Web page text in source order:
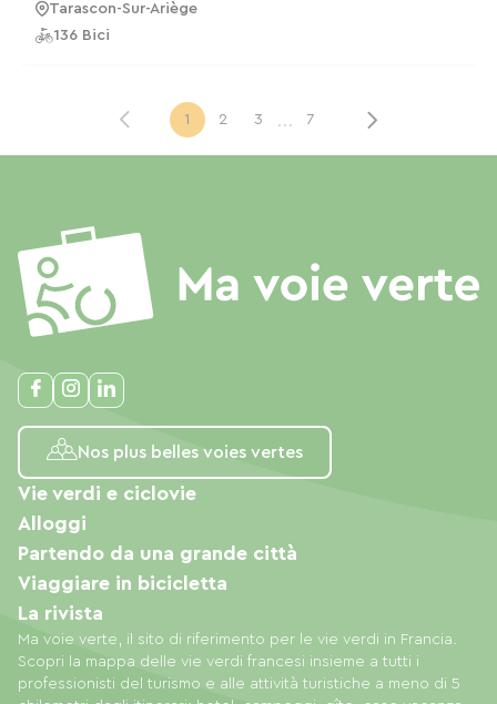
Tarascon-Sur-Ariège
136 Bici
1 2 3 7
Nos plus belles voies vertes
Ma voie verte, il sito di riferimento per le vie verdi in Francia.
Scopri la mappa delle vie verdi francesi insieme a tutti i
professionisti del turismo e alle attività turistiche a meno di 5
Vie verdi e ciclovie
Alloggi
Partendo da una grande città
Viaggiare in bicicletta
La rivista